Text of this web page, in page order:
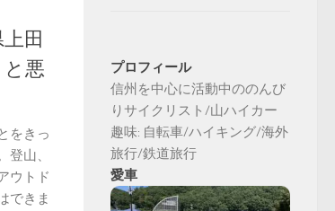
田
悪
をきっ
山、
ウトド
できま
プロフィール
信州を中心に活動中ののんび
りサイクリスト/山ハイカー
趣味: 自転車/ハイキング/海外
旅行/鉄道旅行
愛車